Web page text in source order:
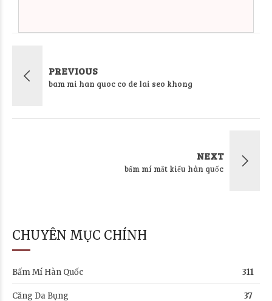
PREVIOUS
bam mi han quoc co de lai seo khong
NEXT
bấm mí mắt kiểu hàn quốc
CHUYÊN MỤC CHÍNH
Bấm Mí Hàn Quốc 311
Căng Da Bụng 37